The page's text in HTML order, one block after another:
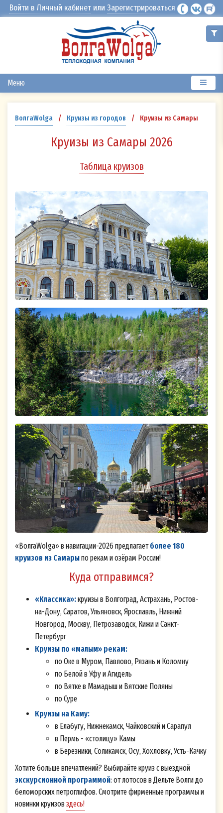
Войти в Личный кабинет или Зарегистрироваться
Меню
ВолгаWolga / Круизы из городов / Круизы из Самары
Круизы из Самары 2026
Таблица круизов
«ВолгаWolga» в навигации-2026 предлагаетболее 180
круизов из Самарыпо рекам и озёрам России!
Куда отправимся?
«Классика»:круизы в Волгоград, Астрахань, Ростов-
на-Дону, Саратов, Ульяновск, Ярославль, Нижний
Новгород, Москву, Петрозаводск, Кижи и Санкт-
Петербург
Круизы по «малым» рекам:
по Оке в Муром, Павлово, Рязань и Коломну
по Белой в Уфу и Агидель
по Вятке в Мамадыш и Вятские Поляны
по Суре
Круизы на Каму:
в Елабугу, Нижнекамск, Чайковский и Сарапул
в Пермь - «столицу» Камы
в Березники, Соликамск, Осу, Хохловку, Усть-Качку
Хотите больше впечатлений? Выбирайте круиз с выездной
экскурсионной программой: от лотосов в Дельте Волги до
беломорских петроглифов. Cмотрите фирменные программы и
новинки круизов здесь!